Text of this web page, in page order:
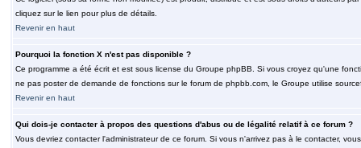
cliquez sur le lien pour plus de détails.
Revenir en haut
Pourquoi la fonction X n'est pas disponible ?
Ce programme a été écrit et est sous license du Groupe phpBB. Si vous croyez qu'une
ne pas poster de demande de fonctions sur le forum de phpbb.com, le Groupe utilise
Revenir en haut
Qui dois-je contacter à propos des questions d'abus ou de légalité relatif à ce forum ?
Vous devriez contacter l'administrateur de ce forum. Si vous n'arrivez pas à le contacter,